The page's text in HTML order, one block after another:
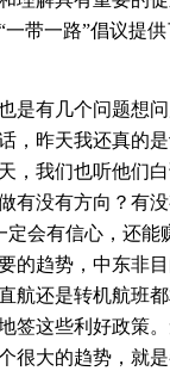
一带一路”倡议提
是有几个问题想
，昨天我还真的
，我们也听他们
有没有方向？有
定会有信心，还能
的趋势，中东非
航还是转机航班
签这些利好政策
很大的趋势，就